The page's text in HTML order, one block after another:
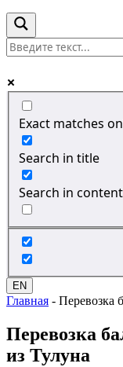
Exact matches
Search in title
Search in content
EN
Главная - Перевозка
Перевозка
из Тулуна